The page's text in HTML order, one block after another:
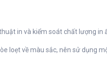
in và kiểm soát chất lượng in
loẹt về màu sắc, nên sử dụng